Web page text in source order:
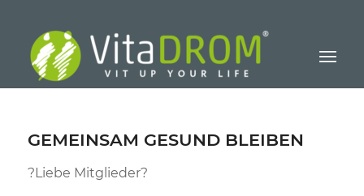
GEMEINSAM GESUND BLEIBEN
?Liebe Mitglieder?